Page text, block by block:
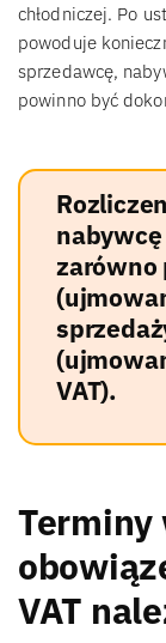
chłodniczej. Po
powoduje
sprzedawcę,
powinno być
zarówno
VAT).
Terminy
VAT